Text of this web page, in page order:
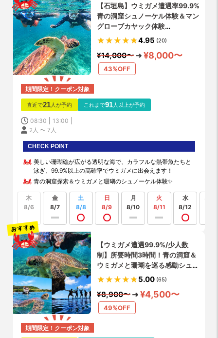
【石垣島】ウミガメ遭遇率99.9%
青の洞窟シュノーケル体験＆マン
グローブカヤック体験
✨GoPro4K写真・動画撮影無料
お手洗い完備✨
4.95 (20)
¥14,000〜 ¥8,000〜
43%OFF
期間限定！クーポン対象
直近で21 人が予約 これまで91 人以上が予約
08:30
13:00
2人 〜 7人
CHECK POINT
美しい珊瑚礁が広がる透明な海で、カラフルな熱帯魚たちと
泳ぎ、99.9%以上の高確率でウミガメに出会えます！
青の洞窟探索＆ウミガメと珊瑚のシュノーケル体験✨
木
8/6
金
8/7
土
8/8
日
8/9
月
8/10
火
8/11
水
8/12
【ウミガメ遭遇99.9%/少人数
制】所要時間3時間！青の洞窟＆
ウミガメと珊瑚を巡る感動シュノ
ーケル☆当日OK✨貸切可
ャワー更衣室無料で完備✨
5.00 (65)
¥8,900〜 ¥4,500〜
49%OFF
期間限定！クーポン対象